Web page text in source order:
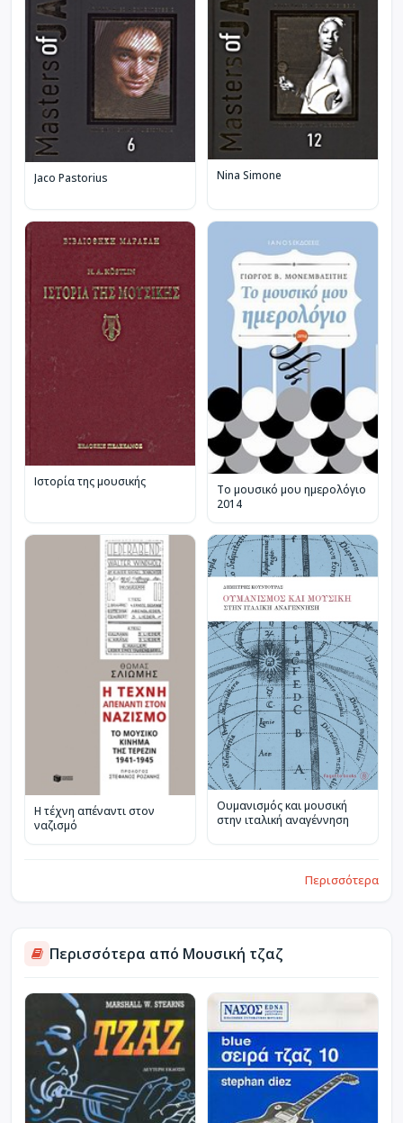
Jaco Pastorius Nina Simone
Ιστορία της μουσικής
Το μουσικό μου ημερολόγιο
2014
Η τέχνη απέναντι στον
ναζισμό
Ουμανισμός και μουσική
στην ιταλική αναγέννηση
Περισσότερα
Περισσότερα από Μουσική τζαζ